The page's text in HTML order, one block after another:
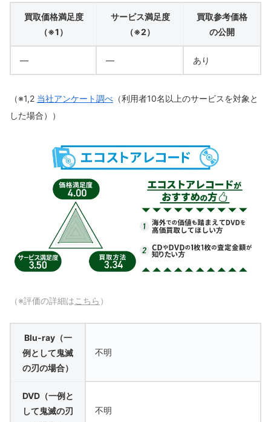
買取価格満足度
（※1）
サービス満足度
（※2）
買取参考価格
の公開
― ― あり
（※1,2 当社アンケート調べ （利用者10名以上のサービスを対象と
した場合））
（※評価の詳細は こちら ）
Blu-ray（一
例として鬼滅
の刃の場合）
不明
DVD（一例と
して鬼滅の刃
不明